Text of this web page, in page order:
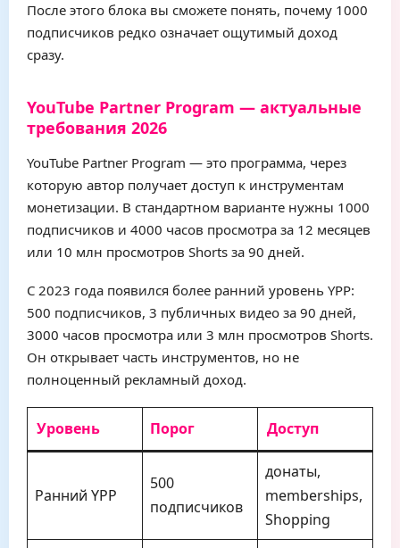
После этого блока вы сможете понять, почему 1000
подписчиков редко означает ощутимый доход
сразу.
YouTube Partner Program — актуальные
требования 2026
YouTube Partner Program — это программа, через
которую автор получает доступ к инструментам
монетизации. В стандартном варианте нужны 1000
подписчиков и 4000 часов просмотра за 12 месяцев
или 10 млн просмотров Shorts за 90 дней.
С 2023 года появился более ранний уровень YPP:
500 подписчиков, 3 публичных видео за 90 дней,
3000 часов просмотра или 3 млн просмотров Shorts.
Он открывает часть инструментов, но не
полноценный рекламный доход.
Уровень Порог Доступ
Ранний YPP
500
подписчиков
донаты,
memberships,
Shopping